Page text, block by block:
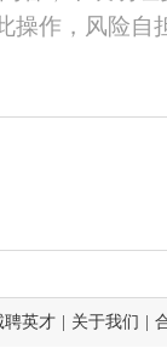
操作，风险自
聘英才 关于我们